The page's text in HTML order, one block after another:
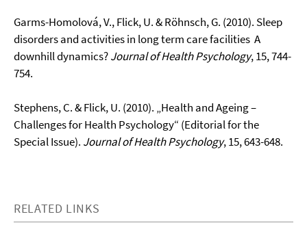
Garms-Homolová, V., Flick, U. & Röhnsch, G. (2010). Sleep
disorders and activities in long term care facilities  A
downhill dynamics?Journal of Health Psychology, 15, 744-
754.
Stephens, C. & Flick, U. (2010). „Health and Ageing –
Challenges for Health Psychology“ (Editorial for the
Special Issue). Journal of Health Psychology, 15, 643-648.
RELATED LINKS